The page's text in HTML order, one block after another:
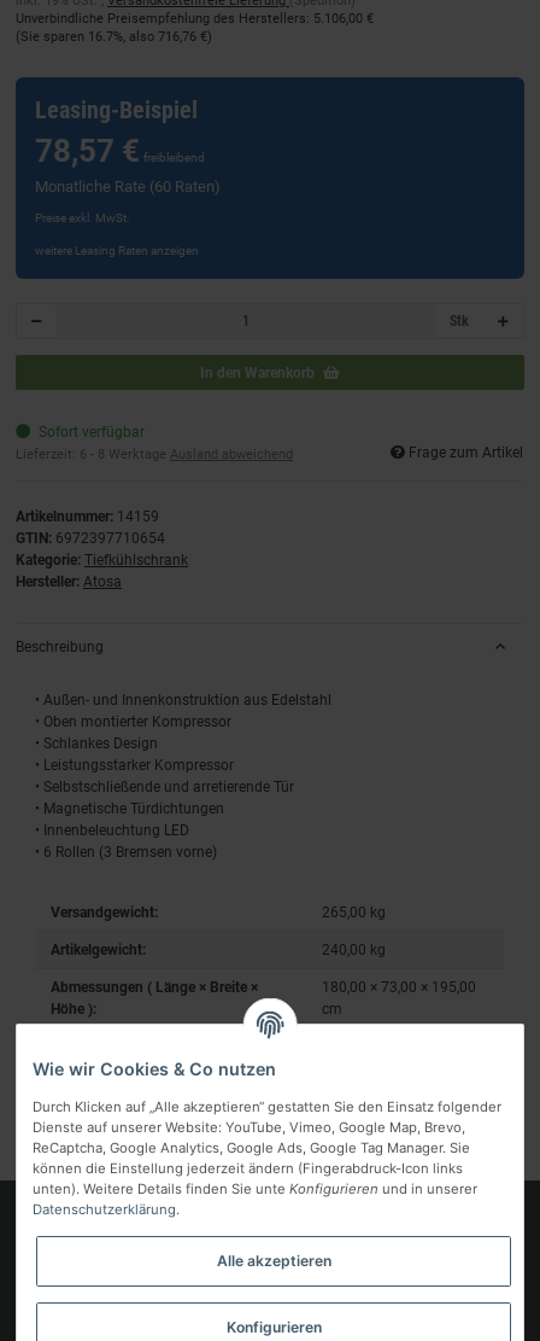
Unverbindliche Preisempfehlung des Herstellers: 5.106,00 €
(Sie sparen 16.7%, also 716,76 €)
Leasing-Beispiel
78,57 € freibleibend
Monatliche Rate (60 Raten)
Preise exkl. MwSt.
weitere Leasing Raten anzeigen
Stk
In den Warenkorb
Sofort verfügbar
Lieferzeit: 6 - 8 Werktage Ausland abweichend Frage zum Artikel
Artikelnummer: 14159
GTIN: 6972397710654
Kategorie: Tiefkühlschrank
Hersteller: Atosa
Beschreibung
• Außen- und Innenkonstruktion aus Edelstahl
• Oben montierter Kompressor
• Schlankes Design
• Leistungsstarker Kompressor
• Selbstschließende und arretierende Tür
• Magnetische Türdichtungen
• Innenbeleuchtung LED
• 6 Rollen (3 Bremsen vorne)
Versandgewicht: 265,00 kg
Artikelgewicht: 240,00 kg
Abmessungen ( Länge × Breite ×
Höhe ):
180,00 × 73,00 × 195,00
cm
Gesetzliche Informationen
Wie wir Cookies & Co nutzen
Durch Klicken auf „Alle akzeptieren“ gestatten Sie den Einsatz folgender
Dienste auf unserer Website: YouTube, Vimeo, Google Map, Brevo,
ReCaptcha, Google Analytics, Google Ads, Google Tag Manager. Sie
können die Einstellung jederzeit ändern (Fingerabdruck-Icon links
unten). Weitere Details finden Sie unte Konfigurieren und in unserer
Datenschutzerklärung.
Alle akzeptieren
Konfigurieren